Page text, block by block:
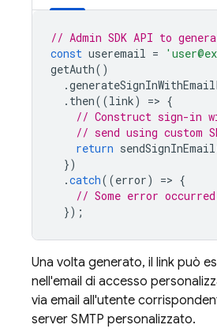
// Admin SDK API to
const useremail =
getAuth()
.
. then((link) => {
// Construct sign-in
// send using custom
return sendSignInEmail
})
.catch((error) => {
// Some error
});
Una volta generato, il link può
nell'email di accesso
via email all'utente
server SMTP personalizzato.